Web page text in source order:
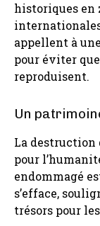
historiques en
appellent à
pour éviter
reproduisent.
Un
La destruction
pour
endommagé
s’efface,
trésors pour